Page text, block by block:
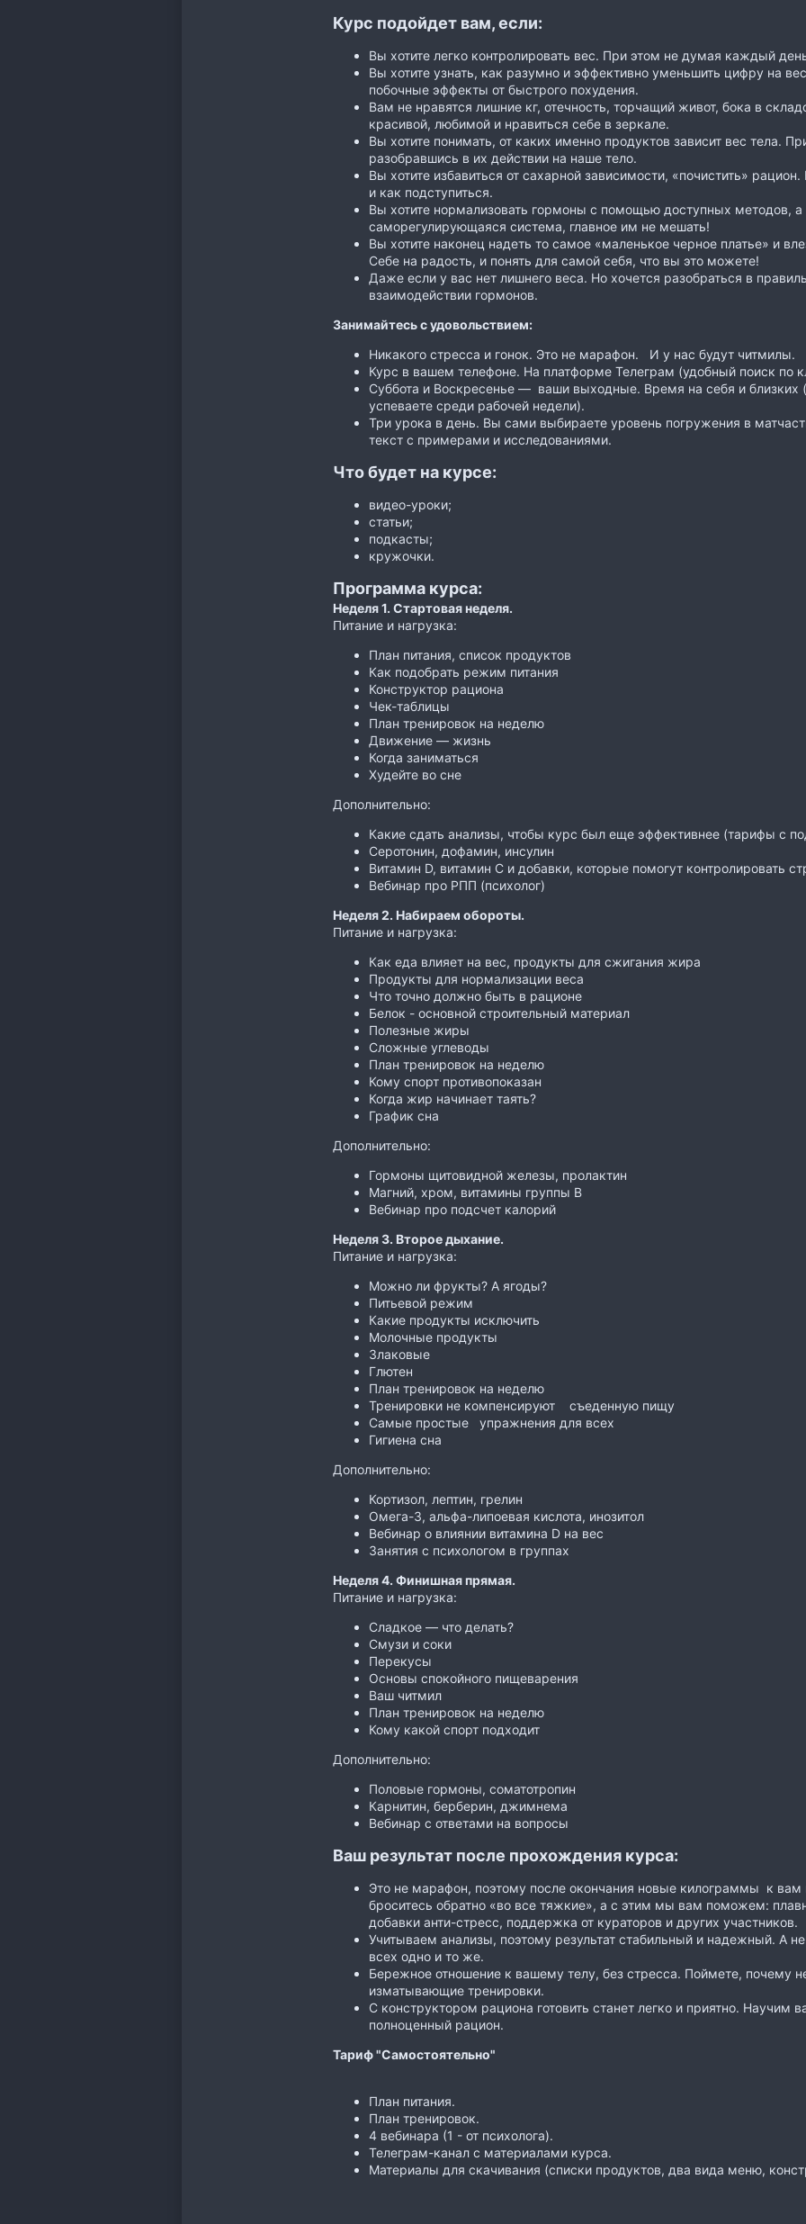
Курс подойдет вам, если:
Вы хотите легко контролировать вес. При этом не думая каждый
Вы хотите узнать, как разумно и эффективно уменьшить цифру на
побочные эффекты от быстрого похудения.
Вам не нравятся лишние кг, отечность, торчащий живот, бока в
красивой, любимой и нравиться себе в зеркале.
Вы хотите понимать, от каких именно продуктов зависит вес тела.
разобравшись в их действии на наше тело.
Вы хотите избавиться от сахарной зависимости, «почистить»
и как подступиться.
Вы хотите нормализовать гормоны с помощью доступных методов,
саморегулирующаяся система, главное им не мешать!
Вы хотите наконец надеть то самое «маленькое черное платье» и
Себе на радость, и понять для самой себя, что вы это можете!
Даже если у вас нет лишнего веса. Но хочется разобраться в
взаимодействии гормонов.
Занимайтесь с удовольствием:
Никакого стресса и гонок. Это не марафон. И у нас будут читмилы.
Курс в вашем телефоне. На платформе Телеграм (удобный поиск по
Суббота и Воскресенье — ваши выходные. Время на себя и близких
успеваете среди рабочей недели).
Три урока в день. Вы сами выбираете уровень погружения в
текст с примерами и исследованиями.
Что будет на курсе:
видео-уроки;
статьи;
подкасты;
кружочки.
Программа курса:
Неделя 1. Стартовая неделя.
Питание и нагрузка:
План питания, список продуктов
Как подобрать режим питания
Конструктор рациона
Чек-таблицы
План тренировок на неделю
Движение — жизнь
Когда заниматься
Худейте во сне
Дополнительно:
Какие сдать анализы, чтобы курс был еще эффективнее (тарифы с
Серотонин, дофамин, инсулин
Витамин D, витамин С и добавки, которые помогут контролировать
Вебинар про РПП (психолог)
Неделя 2. Набираем обороты.
Питание и нагрузка:
Как еда влияет на вес, продукты для сжигания жира
Продукты для нормализации веса
Что точно должно быть в рационе
Белок - основной строительный материал
Полезные жиры
Сложные углеводы
План тренировок на неделю
Кому спорт противопоказан
Когда жир начинает таять?
График сна
Дополнительно:
Гормоны щитовидной железы, пролактин
Магний, хром, витамины группы В
Вебинар про подсчет калорий
Неделя 3. Второе дыхание.
Питание и нагрузка:
Можно ли фрукты? А ягоды?
Питьевой режим
Какие продукты исключить
Молочные продукты
Злаковые
Глютен
План тренировок на неделю
Тренировки не компенсируют съеденную пищу
Самые простые упражнения для всех
Гигиена сна
Дополнительно:
Кортизол, лептин, грелин
Омега-3, альфа-липоевая кислота, инозитол
Вебинар о влиянии витамина D на вес
Занятия с психологом в группах
Неделя 4. Финишная прямая.
Питание и нагрузка:
Сладкое — что делать?
Смузи и соки
Перекусы
Основы спокойного пищеварения
Ваш читмил
План тренировок на неделю
Кому какой спорт подходит
Дополнительно:
Половые гормоны, соматотропин
Карнитин, берберин, джимнема
Вебинар с ответами на вопросы
Ваш результат после прохождения курса:
Это не марафон, поэтому после окончания новые килограммы к вам
броситесь обратно «во все тяжкие», а с этим мы вам поможем:
добавки анти-стресс, поддержка от кураторов и других участников.
Учитываем анализы, поэтому результат стабильный и надежный. А
всех одно и то же.
Бережное отношение к вашему телу, без стресса. Поймете, почему
изматывающие тренировки.
С конструктором рациона готовить станет легко и приятно. Научим
полноценный рацион.
Тариф "Самостоятельно"
План питания.
План тренировок.
4 вебинара (1 - от психолога).
Телеграм-канал с материалами курса.
Материалы для скачивания (списки продуктов, два вида меню,